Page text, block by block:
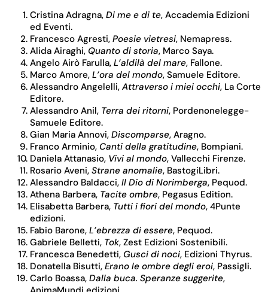
Cristina Adragna, Di me e di te, Accademia Edizioni
ed Eventi.
Francesco Agresti, Poesie vietresi, Nemapress.
Alida Airaghi, Quanto di storia, Marco Saya.
Angelo Airò Farulla, L’aldilà del mare, Fallone.
Marco Amore, L’ora del mondo, Samuele Editore.
Alessandro Angelelli, Attraverso i miei occhi, La Corte
Editore.
Alessandro Anil, Terra dei ritorni, Pordenonelegge-
Samuele Editore.
Gian Maria Annovi, Discomparse, Aragno.
Franco Arminio, Canti della gratitudine, Bompiani.
Daniela Attanasio, Vivi al mondo, Vallecchi Firenze.
Rosario Aveni, Strane anomalie, BastogiLibri.
Alessandro Baldacci, Il Dio di Norimberga, Pequod.
Athena Barbera, Tacite ombre, Pegasus Edition.
Elisabetta Barbera, Tutti i fiori del mondo, 4Punte
edizioni.
Fabio Barone, L’ebrezza di essere, Pequod.
Gabriele Belletti, Tok, Zest Edizioni Sostenibili.
Francesca Benedetti, Gusci di noci, Edizioni Thyrus.
Donatella Bisutti, Erano le ombre degli eroi, Passigli.
Carlo Boassa, Dalla buca. Speranze suggerite,